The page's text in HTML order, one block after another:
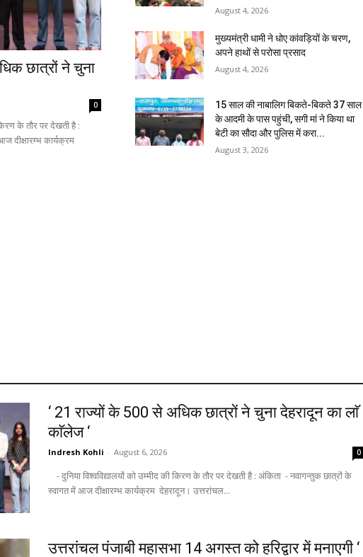
छात्रों ने चुना
0
के तौर पर देखती है :
दीक्षारम्भ कार्यक्रम
August 4, 2026
मुख्यमंत्री धामी ने धोए कांवड़ियों के चरण,
अपने हाथों से परोसा प्रसाद
August 4, 2026
15 साल की नाबालिग बिकते-बिकते 37 साल
के आदमी के पास पहुंची, सगी मां ने किया था
बेटी का सौदा और पुलिस में करा...
August 3, 2026
‘ 21 राज्यों के 500 से अधिक छात्रों ने चुना देहरादून का लाॅ
काॅलेज ‘
Indresh Kohli - August 6, 2026 0
स्वागत में आज दीक्षारम्भ कार्यक्रम देहरादून। उत्तरांचल...
उत्तरांचल पंजाबी महासभा 14 अगस्त को हरिद्वार में मनाएगी ‘